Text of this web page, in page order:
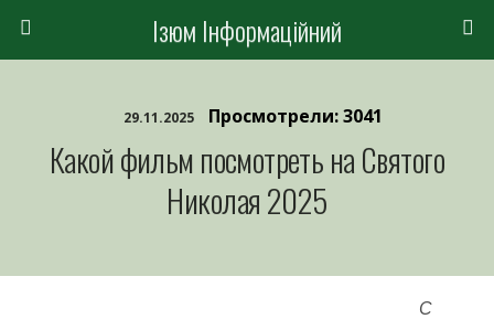
Ізюм Інформаційний
29.11.2025 Просмотрели: 3041
Какой фильм посмотреть на Святого
Николая 2025
С